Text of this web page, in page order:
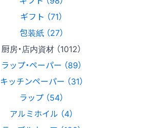
ギフト （71）
包装紙 （27）
厨房・店内資材 （1012）
ラップ・ペーパー （89）
キッチンペーパー （31）
ラップ （54）
アルミホイル （4）